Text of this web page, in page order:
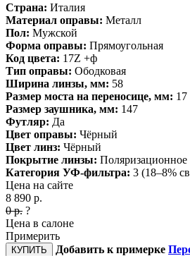
Страна: Италия
Материал оправы: Металл
Пол: Мужской
Форма оправы: Прямоугольная
Код цвета: 17Z +ф
Тип оправы: Ободковая
Ширина линзы, мм: 58
Размер моста на переносице, мм: 17
Размер заушника, мм: 147
Футляр: Да
Цвет оправы: Чёрный
Цвет линз: Чёрный
Покрытие линзы: Поляризационное
Категория УФ-фильтра: 3 (18–8%
Цена на сайте
8 890 р.
0р. ?
Цена в салоне
Примерить
КУПИТЬ Добавить к примерке